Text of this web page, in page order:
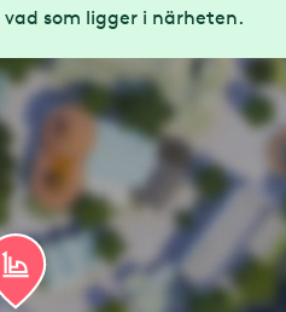
som ligger i närheten.